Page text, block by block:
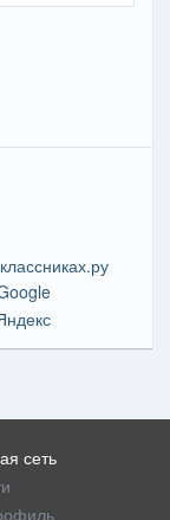
сеть